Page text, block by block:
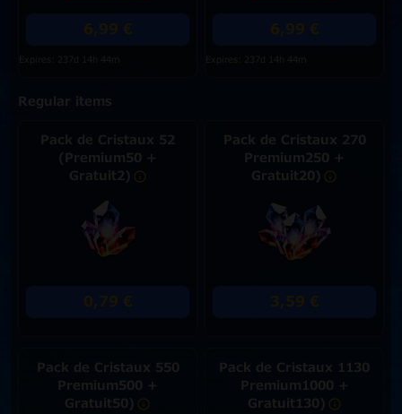
Expires: 237d 14h 44m Expires: 237d 14h 44m
Regular items
Pack de Cristaux 52
(Premium50 +
Gratuit2)
Pack de Cristaux 270
Premium250 +
Gratuit20)
Pack de Cristaux 550
Premium500 +
Gratuit50)
Pack de Cristaux 1130
Premium1000 +
Gratuit130)